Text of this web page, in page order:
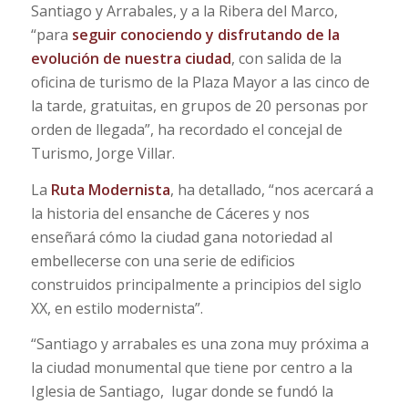
Santiago y Arrabales, y a la Ribera del Marco,
“para seguir conociendo y disfrutando de la
evolución de nuestra ciudad, con salida de la
oficina de turismo de la Plaza Mayor a las cinco de
la tarde, gratuitas, en grupos de 20 personas por
orden de llegada”, ha recordado el concejal de
Turismo, Jorge Villar.
La Ruta Modernista, ha detallado, “nos acercará a
la historia del ensanche de Cáceres y nos
enseñará cómo la ciudad gana notoriedad al
embellecerse con una serie de edificios
construidos principalmente a principios del siglo
XX, en estilo modernista”.
“Santiago y arrabales es una zona muy próxima a
la ciudad monumental que tiene por centro a la
Iglesia de Santiago, lugar donde se fundó la